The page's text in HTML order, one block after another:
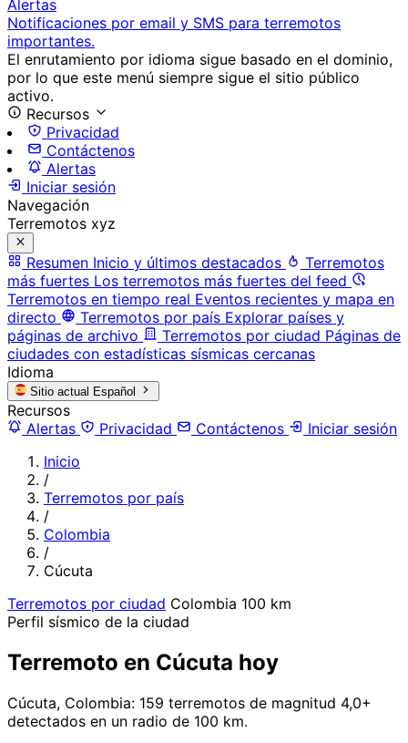
Alertas
Notificaciones por email y SMS para terremotos
importantes.
El enrutamiento por idioma sigue basado en el dominio,
por lo que este menú siempre sigue el sitio público
activo.
Recursos
Privacidad
Contáctenos
Alertas
Iniciar sesión
Navegación
Terremotos xyz
Resumen Inicio y últimos destacados
Terremotos
más fuertes Los terremotos más fuertes del feed
Terremotos en tiempo real Eventos recientes y mapa en
directo
Terremotos por país Explorar países y
páginas de archivo
Terremotos por ciudad Páginas de
ciudades con estadísticas sísmicas cercanas
Idioma
Sitio actual Español
Recursos
Alertas
Privacidad Contáctenos
Iniciar sesión
Inicio
/
Terremotos por país
/
Colombia
/
Cúcuta
Terremotos por ciudad Colombia 100 km
Perfil sísmico de la ciudad
Terremoto en Cúcuta hoy
Cúcuta, Colombia: 159 terremotos de magnitud 4,0+
detectados en un radio de 100 km.